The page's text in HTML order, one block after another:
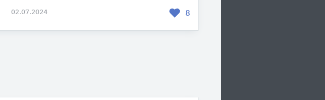
02.07.2024 8